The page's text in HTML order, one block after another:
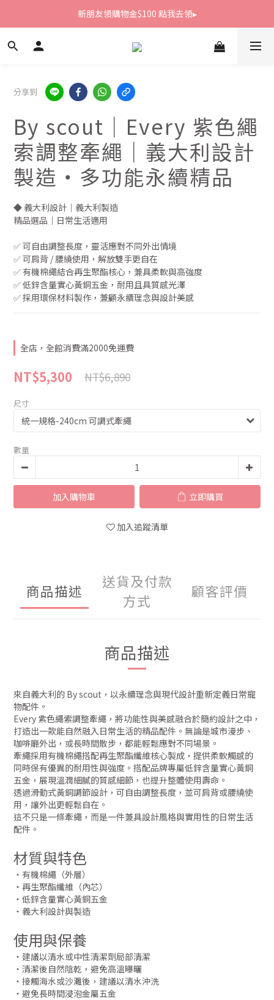
新朋友領購物金$100 點我去領▸
新朋友領購物金$100 點我去領▸
全館滿1800免運
分享到
By scout｜Every 紫色繩
索調整牽繩｜義大利設計
製造・多功能永續精品
◆ 義大利設計｜義大利製造
精品選品｜日常生活適用
✅ 可自由調整長度，靈活應對不同外出情境
✅ 可肩背 / 腰繞使用，解放雙手更自在
✅ 有機棉繩結合再生聚酯核心，兼具柔軟與高強度
✅ 低鋅含量實心黃銅五金，耐用且具質感光澤
✅ 採用環保材料製作，兼顧永續理念與設計美感
全店，全館消費滿2000免運費
NT$6,890
NT$5,300
尺寸
數量
加入購物車 立即購買
加入追蹤清單
商品描述
送貨及付款
方式
顧客評價
商品描述
來自義大利的 By scout，以永續理念與現代設計重新定義日常寵
物配件。
Every 紫色繩索調整牽繩，將功能性與美感融合於簡約設計之中，
打造出一款能自然融入日常生活的精品配件。無論是城市漫步、
咖啡廳外出，或長時間散步，都能輕鬆應對不同場景。
牽繩採用有機棉繩搭配再生聚酯纖維核心製成，提供柔軟觸感的
同時保有優異的耐用性與強度。搭配品牌專屬低鋅含量實心黃銅
五金，展現溫潤細膩的質感細節，也提升整體使用壽命。
透過滑動式黃銅調節設計，可自由調整長度，並可肩背或腰繞使
用，讓外出更輕鬆自在。
這不只是一條牽繩，而是一件兼具設計風格與實用性的日常生活
配件。
材質與特色
・有機棉繩（外層）
・再生聚酯纖維（內芯）
・低鋅含量實心黃銅五金
・義大利設計與製造
使用與保養
・建議以清水或中性清潔劑局部清潔
・清潔後自然陰乾，避免高溫曝曬
・接觸海水或沙灘後，建議以清水沖洗
・避免長時間浸泡金屬五金